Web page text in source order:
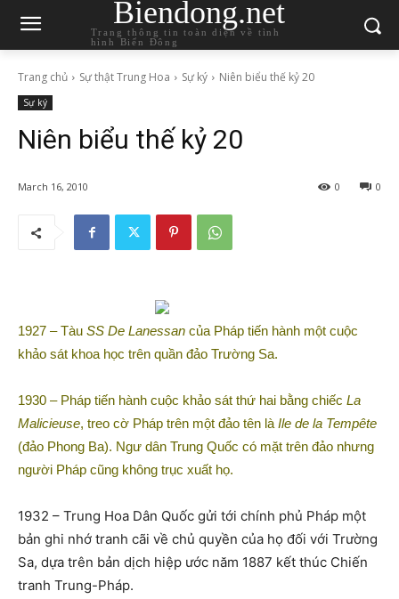
Biendong.net
Trang thông tin toàn diện về tình
hình Biển Đông
Trang chủ Sự thật Trung Hoa Sự ký Niên biểu thế kỷ 20
Sự ký
Niên biểu thế kỷ 20
March 16, 2010 0
0
1927 – Tàu SS De Lanessan của Pháp tiến hành một cuộc
khảo sát khoa học trên quần đảo Trường Sa.
1930 – Pháp tiến hành cuộc khảo sát thứ hai bằng chiếc La
Malicieuse, treo cờ Pháp trên một đảo tên là Ile de la Tempête
(đảo Phong Ba). Ngư dân Trung Quốc có mặt trên đảo nhưng
người Pháp cũng không trục xuất họ.
1932 – Trung Hoa Dân Quốc gửi tới chính phủ Pháp một
bản ghi nhớ tranh cãi về chủ quyền của họ đối với Trường
Sa, dựa trên bản dịch hiệp ước năm 1887 kết thúc Chiến
tranh Trung-Pháp.